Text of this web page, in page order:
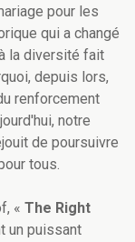
pour les
qui a changé
la diversité fait
depuis lors,
renforcement
notre
de poursuivre
tous.
« The Right
un puissant